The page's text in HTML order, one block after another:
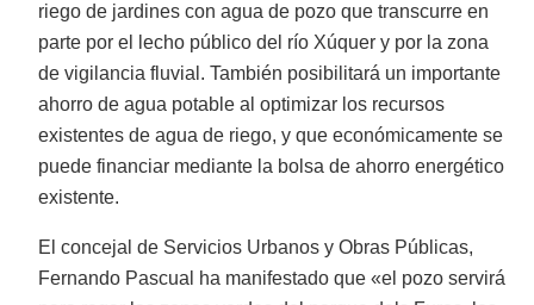
riego de jardines con agua de pozo que transcurre en
parte por el lecho público del río Xúquer y por la zona
de vigilancia fluvial. También posibilitará un importante
ahorro de agua potable al optimizar los recursos
existentes de agua de riego, y que económicamente se
puede financiar mediante la bolsa de ahorro energético
existente.
El concejal de Servicios Urbanos y Obras Públicas,
Fernando Pascual ha manifestado que «el pozo servirá